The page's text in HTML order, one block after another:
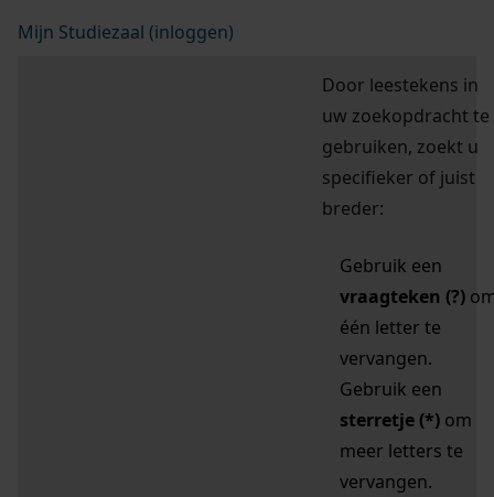
Mijn Studiezaal (inloggen)
Door leestekens in
uw zoekopdracht te
gebruiken, zoekt u
specifieker of juist
breder:
Gebruik een
vraagteken (?)
één letter te
vervangen.
Gebruik een
sterretje (*) om
meer letters te
vervangen.